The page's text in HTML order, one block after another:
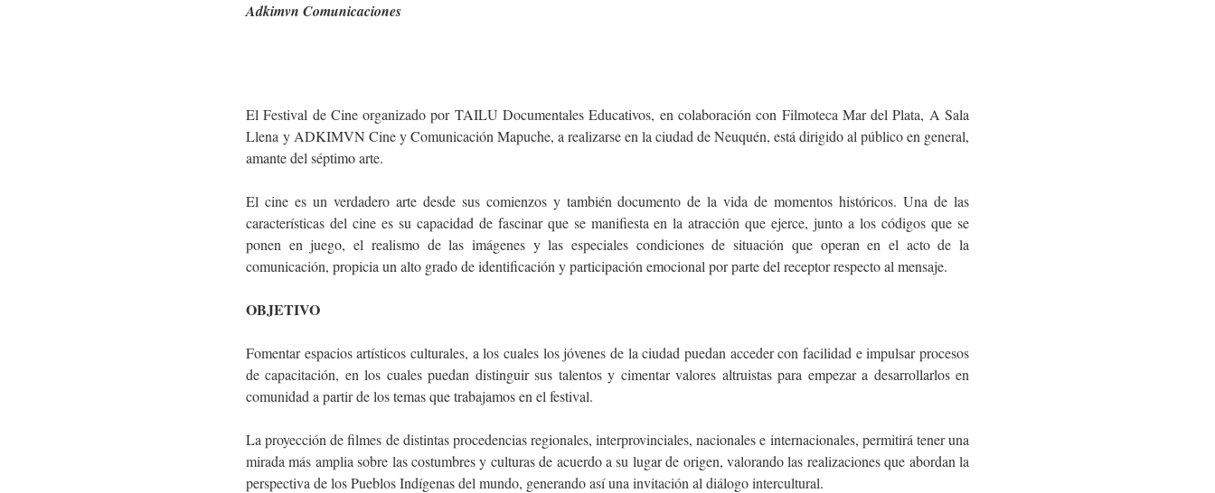
Adkimvn Comunicaciones
El Festival de Cine organizado por TAILU Documentales Educativos, en colaboración con Filmoteca Mar del Plata, A Sala
Llena y ADKIMVN Cine y Comunicación Mapuche, a realizarse en la ciudad de Neuquén, está dirigido al público en general,
amante del séptimo arte.
El cine es un verdadero arte desde sus comienzos y también documento de la vida de momentos históricos. Una de las
características del cine es su capacidad de fascinar que se manifiesta en la atracción que ejerce, junto a los códigos que se
ponen en juego, el realismo de las imágenes y las especiales condiciones de situación que operan en el acto de la
comunicación, propicia un alto grado de identificación y participación emocional por parte del receptor respecto al mensaje.
OBJETIVO
Fomentar espacios artísticos culturales, a los cuales los jóvenes de la ciudad puedan acceder con facilidad e impulsar procesos
de capacitación, en los cuales puedan distinguir sus talentos y cimentar valores altruistas para empezar a desarrollarlos en
comunidad a partir de los temas que trabajamos en el festival.
La proyección de filmes de distintas procedencias regionales, interprovinciales, nacionales e internacionales, permitirá tener una
mirada más amplia sobre las costumbres y culturas de acuerdo a su lugar de origen, valorando las realizaciones que abordan la
perspectiva de los Pueblos Indígenas del mundo, generando así una invitación al diálogo intercultural.